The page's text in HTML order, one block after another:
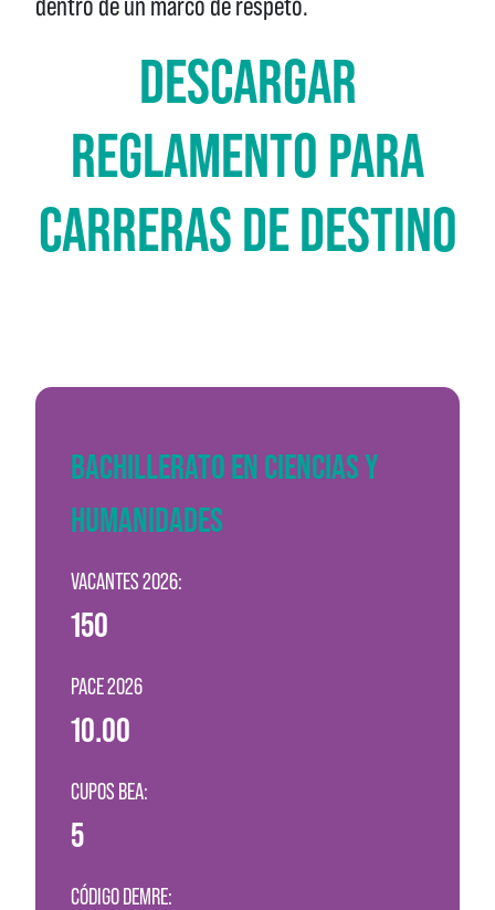
DESCARGAR
REGLAMENTO PARA
CARRERAS DE DESTINO
BACHILLERATO EN CIENCIAS Y
HUMANIDADES
VACANTES 2026:
150
PACE 2026
10.00
CUPOS BEA:
5
CÓDIGO DEMRE: